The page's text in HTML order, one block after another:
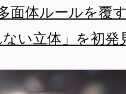
面体ルールを
い立体」を初発